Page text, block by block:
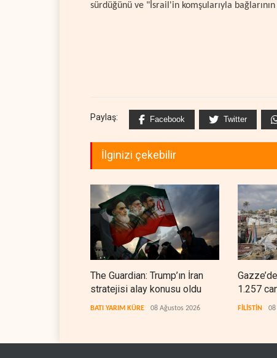
sürdüğünü ve "İsrail'in komşularıyla
Paylaş: Facebook Twitter
İlginizi çekebilir
The Guardian: Trump’ın İran
stratejisi alay konusu oldu
BATI YARIM KÜRE 08 Ağustos 2026
1.257
FİLİSTİN 08